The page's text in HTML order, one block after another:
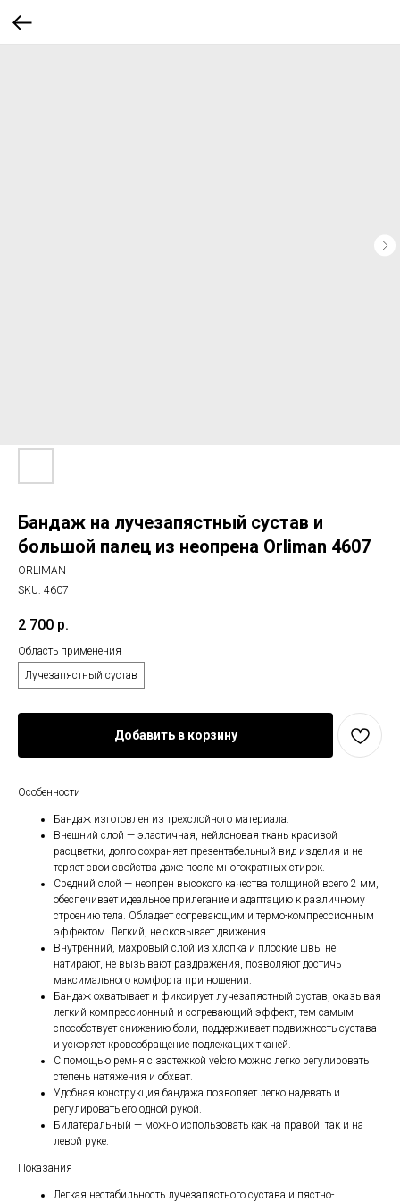
Бандаж на лучезапястный сустав и
большой палец из неопрена Orliman 4607
ORLIMAN
SKU: 4607
2 700 р.
Область применения
Лучезапястный сустав
Добавить в корзину
Особенности
Бандаж изготовлен из трехслойного материала:
Внешний слой — эластичная, нейлоновая ткань красивой
расцветки, долго сохраняет презентабельный вид изделия и не
теряет свои свойства даже после многократных стирок.
Средний слой — неопрен высокого качества толщиной всего 2 мм,
обеспечивает идеальное прилегание и адаптацию к различному
строению тела. Обладает согревающим и термо-компрессионным
эффектом. Легкий, не сковывает движения.
Внутренний, махровый слой из хлопка и плоские швы не
натирают, не вызывают раздражения, позволяют достичь
максимального комфорта при ношении.
Бандаж охватывает и фиксирует лучезапястный сустав, оказывая
легкий компрессионный и согревающий эффект, тем самым
способствует снижению боли, поддерживает подвижность сустава
и ускоряет кровообращение подлежащих тканей.
С помощью ремня с застежкой velcro можно легко регулировать
степень натяжения и обхват.
Удобная конструкция бандажа позволяет легко надевать и
регулировать его одной рукой.
Билатеральный — можно использовать как на правой, так и на
левой руке.
Показания
Легкая нестабильность лучезапястного сустава и пястно-